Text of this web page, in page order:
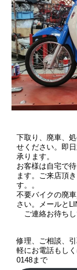
下取り、廃車、
せください。即
承ります。
お客様は自宅で
ます。ご来店頂
す。。
不要バイクの廃
さい。メールと
ご連絡お待ちし
修理、ご相談、
軽にお電話もし
0148まで